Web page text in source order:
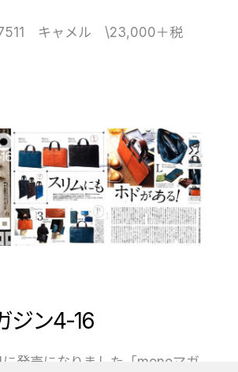
キャメル \23,000＋税
ジン4-16
発売になりました「monoマガ